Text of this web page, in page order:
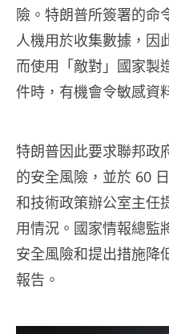
險。特朗普所簽署的命
人機用於收集數據，因
而使用「敵對」國家製
件時，有機會令敏感資
特朗普因此要求聯邦政
的安全風險，並於 60
和技術政策辦公室主任
用情況。國家情報總監
安全風險和提出措施降
報告。